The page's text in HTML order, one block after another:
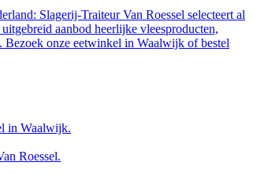
Slagerij-Traiteur Van Roessel selecteert al
aanbod heerlijke vleesproducten,
Bezoek onze eetwinkel in Waalwijk of bestel
in Waalwijk.
Roessel.